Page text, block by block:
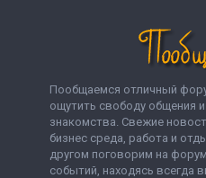
Пообщаемся отличный
ощутить свободу общения
знакомства. Свежие
бизнес среда, работа и
другом поговорим на
событий, находясь всегда